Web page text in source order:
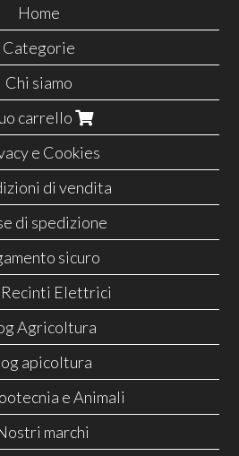
Home
Categorie
Chi siamo
carrello
e Cookies
di vendita
di spedizione
sicuro
Elettrici
Agricoltura
apicoltura
e Animali
marchi